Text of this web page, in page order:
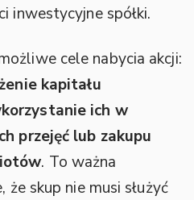
inwestycyjne spółki.
cele nabycia akcji:
kapitału
ich w
przejęć lub zakupu
. To ważna
że skup nie musi służyć